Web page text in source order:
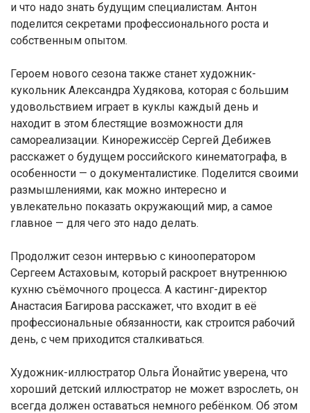
и что надо знать будущим специалистам. Антон
поделится секретами профессионального роста и
собственным опытом.
Героем нового сезона также станет художник-
кукольник Александра Худякова, которая с большим
удовольствием играет в куклы каждый день и
находит в этом блестящие возможности для
самореализации. Кинорежиссёр Сергей Дебижев
расскажет о будущем российского кинематографа, в
особенности — о документалистике. Поделится своими
размышлениями, как можно интересно и
увлекательно показать окружающий мир, а самое
главное — для чего это надо делать.
Продолжит сезон интервью с кинооператором
Сергеем Астаховым, который раскроет внутреннюю
кухню съёмочного процесса. А кастинг-директор
Анастасия Багирова расскажет, что входит в её
профессиональные обязанности, как строится рабочий
день, с чем приходится сталкиваться.
Художник-иллюстратор Ольга Йонайтис уверена, что
хороший детский иллюстратор не может взрослеть, он
всегда должен оставаться немного ребёнком. Об этом